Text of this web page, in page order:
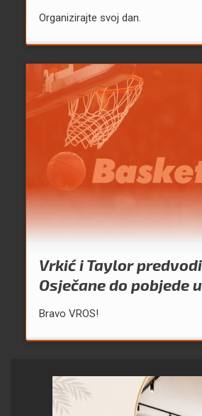
Organizirajte svoj dan.
Vrkić i Taylor
Osječane do pobjede
Bravo VROS!